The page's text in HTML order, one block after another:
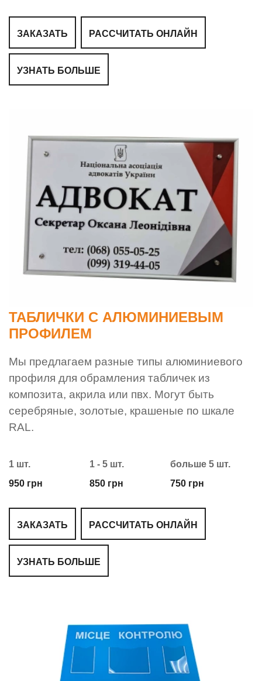
ЗАКАЗАТЬ РАССЧИТАТЬ ОНЛАЙН
УЗНАТЬ БОЛЬШЕ
ТАБЛИЧКИ С АЛЮМИНИЕВЫМ
ПРОФИЛЕМ
Мы предлагаем разные типы алюминиевого
профиля для обрамления табличек из
композита, акрила или пвх. Могут быть
серебряные, золотые, крашеные по шкале
RAL.
1 шт.
950 грн
1 - 5 шт.
850 грн
больше 5 шт.
750 грн
ЗАКАЗАТЬ РАССЧИТАТЬ ОНЛАЙН
УЗНАТЬ БОЛЬШЕ